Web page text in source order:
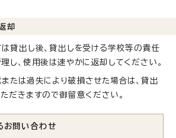
却
貸出し後、貸出しを受ける学校等の責任
し、使用後は速やかに返却してください。
たは過失により破損させた場合は、貸出
だきますので御留意ください。
お問い合わせ